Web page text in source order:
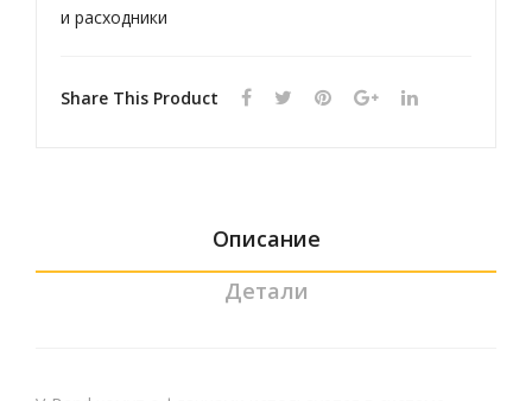
и расходники
Share This Product
Описание
Детали